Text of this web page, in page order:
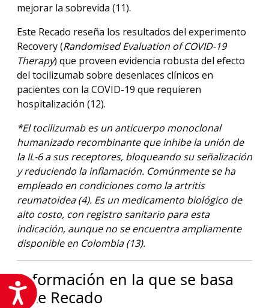
Accesibilidad
mejorar la sobrevida (11).
Este Recado reseña los resultados del experimento
Recovery (Randomised Evaluation of COVID-19
Therapy) que proveen evidencia robusta del efecto
del tocilizumab sobre desenlaces clínicos en
pacientes con la COVID-19 que requieren
hospitalización (12).
*El tocilizumab es un anticuerpo monoclonal
humanizado recombinante que inhibe la unión de
la IL-6 a sus receptores, bloqueando su señalización
y reduciendo la inflamación. Comúnmente se ha
empleado en condiciones como la artritis
reumatoidea (4). Es un medicamento biológico de
alto costo, con registro sanitario para esta
indicación, aunque no se encuentra ampliamente
disponible en Colombia (13).
Información en la que se basa
este Recado